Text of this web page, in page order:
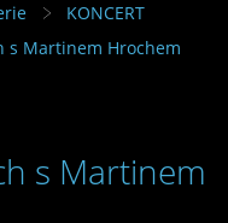
KONCERT
s Martinem Hrochem
s Martinem